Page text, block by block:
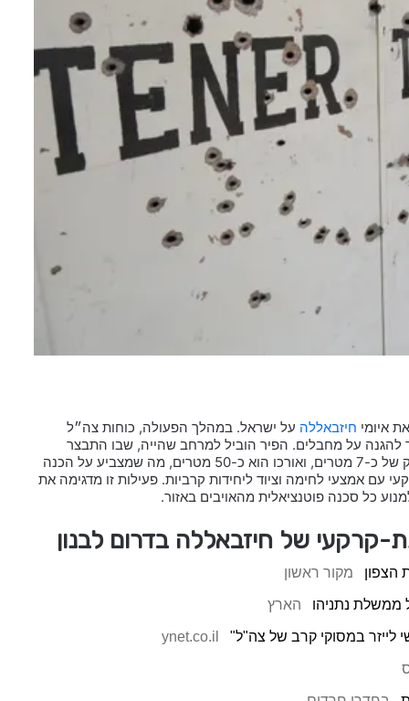
איומי חיזבאללה על ישראל. במהלך הפעולה, כוחות צה״ל
על מחבלים. הפיר הוביל למרחב שהייה, שבו התבצר
מחבל חיזבאללה. מבדיקות שנעשו במקום, התברר כי הפיר נמצא בעומק של כ-7 מטרים, ואורכו הוא כ-50 מטרים, מה שמצביע על הכנה
אמצעי לחימה וציוד ליחידות קרביות. פעילות זו מדגימה את
כל סכנה פוטנציאלית מהאויבים באזור.
של חיזבאללה בדרום לבנון
הצפון מקור ראשון
ממשלת נתניהו הארץ
לייזר במסוקי קרב של צה"ל" ynet.co.il